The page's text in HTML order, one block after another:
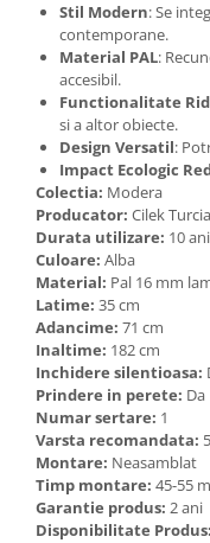
Stil Modern: Se
contemporane.
Material PAL:
accesibil.
Functionalitate
si a altor obiecte.
Design Versatil:
Impact Ecologic
Colectia: Modera
Producator: Cilek Turcia
Durata utilizare: 10 ani
Culoare: Alba
Material: Pal 16 mm
Latime: 35 cm
Adancime: 71 cm
Inaltime: 182 cm
Inchidere silentioasa:
Prindere in perete: Da
Numar sertare: 1
Varsta recomandata:
Montare: Neasamblat
Timp montare: 45-55
Garantie produs: 2 ani
Disponibilitate Produs: